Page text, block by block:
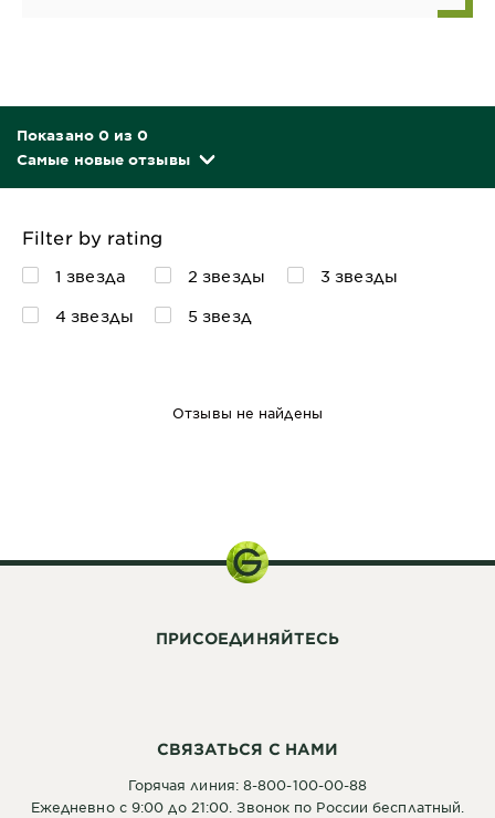
Показано 0 из 0
Самые новые отзывы
Filter by rating
1 звезда 2 звезды
3 звезды
4 звезды
5 звезд
Отзывы не найдены
СВЯЗАТЬСЯ С НАМИ
Горячая линия: 8-800-100-00-88
Ежедневно с 9:00 до 21:00. Звонок по России бесплатный.
ПРИСОЕДИНЯЙТЕСЬ